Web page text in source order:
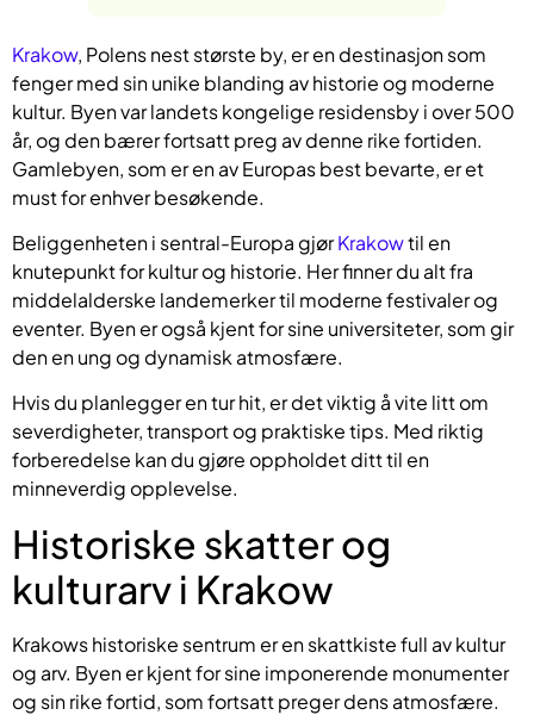
Krakow, Polens nest største by, er en destinasjon som
fenger med sin unike blanding av historie og moderne
kultur. Byen var landets kongelige residensby i over 500
år, og den bærer fortsatt preg av denne rike fortiden.
Gamlebyen, som er en av Europas best bevarte, er et
must for enhver besøkende.
Beliggenheten i sentral-Europa gjørKrakowtil en
knutepunkt for kultur og historie. Her finner du alt fra
middelalderske landemerker til moderne festivaler og
eventer. Byen er også kjent for sine universiteter, som gir
den en ung og dynamisk atmosfære.
Hvis du planlegger en tur hit, er det viktig å vite litt om
severdigheter, transport og praktiske tips. Med riktig
forberedelse kan du gjøre oppholdet ditt til en
minneverdig opplevelse.
Historiske skatter og
kulturarv i Krakow
Krakows historiske sentrum er en skattkiste full av kultur
og arv. Byen er kjent for sine imponerende monumenter
og sin rike fortid, som fortsatt preger dens atmosfære.